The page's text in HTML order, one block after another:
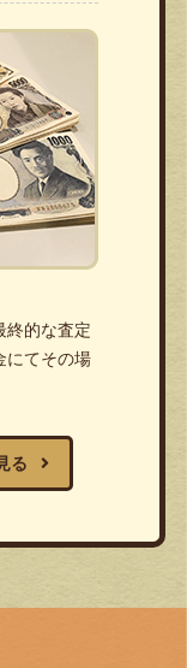
終的な査定
にてその場
る